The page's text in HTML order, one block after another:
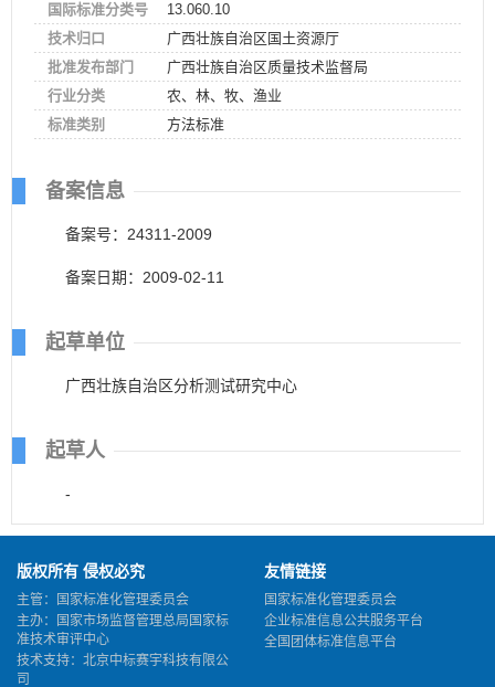
国际标准分类号
13.060.10
技术归口
广西壮族自治区国土资源厅
批准发布部门
广西壮族自治区质量技术监督局
行业分类
农、林、牧、渔业
标准类别
方法标准
备案信息
备案号：24311-2009
备案日期：2009-02-11
起草单位
广西壮族自治区分析测试研究中心
起草人
-
版权所有 侵权必究
主管：国家标准化管理委员会
主办：国家市场监督管理总局国家标
准技术审评中心
技术支持：北京中标赛宇科技有限公
司
友情链接
国家标准化管理委员会
企业标准信息公共服务平台
全国团体标准信息平台